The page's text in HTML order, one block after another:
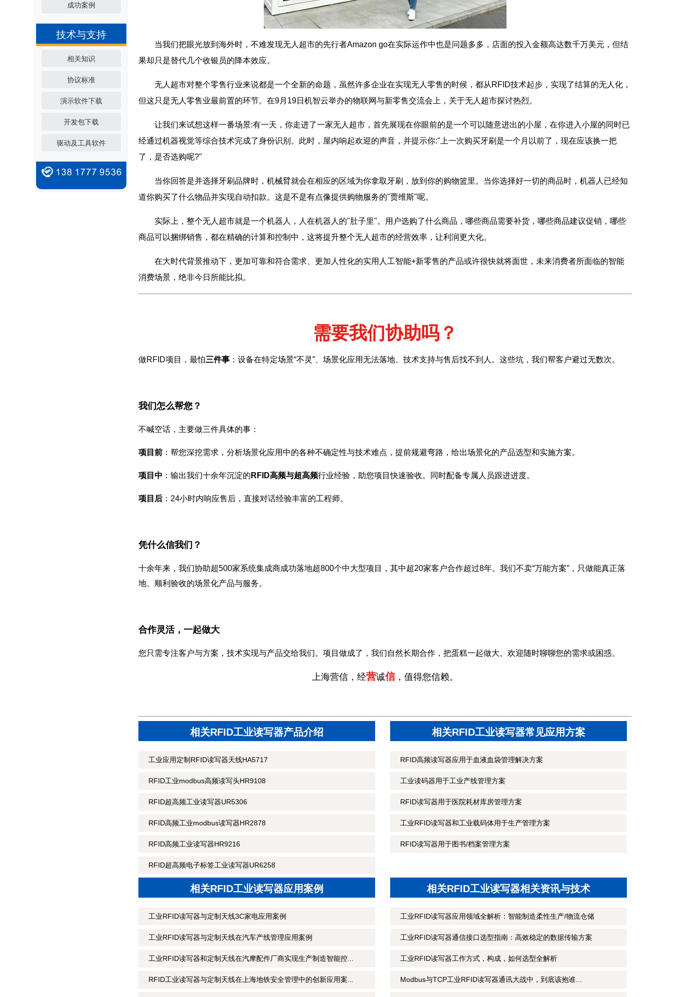
成功案例
技术与支持
相关知识
协议标准
演示软件下载
开发包下载
驱动及工具软件
当我们把眼光放到海外时，不难发现无人超市的先行者Amazon go在实际运作中也是问题多多，店面的投入金额高达数千万美元，但结
果却只是替代几个收银员的降本效应。
无人超市对整个零售行业来说都是一个全新的命题，虽然许多企业在实现无人零售的时候，都从RFID技术起步，实现了结算的无人化，
但这只是无人零售业最前置的环节。在9月19日机智云举办的物联网与新零售交流会上，关于无人超市探讨热烈。
让我们来试想这样一番场景:有一天，你走进了一家无人超市，首先展现在你眼前的是一个可以随意进出的小屋，在你进入小屋的同时已
经通过机器视觉等综合技术完成了身份识别。此时，屋内响起欢迎的声音，并提示你:"上一次购买牙刷是一个月以前了，现在应该换一把
了，是否选购呢?"
当你回答是并选择牙刷品牌时，机械臂就会在相应的区域为你拿取牙刷，放到你的购物篮里。当你选择好一切的商品时，机器人已经知
道你购买了什么物品并实现自动扣款。这是不是有点像提供购物服务的"贾维斯"呢。
实际上，整个无人超市就是一个机器人，人在机器人的"肚子里"。用户选购了什么商品，哪些商品需要补货，哪些商品建议促销，哪些
商品可以捆绑销售，都在精确的计算和控制中，这将提升整个无人超市的经营效率，让利润更大化。
在大时代背景推动下，更加可靠和符合需求、更加人性化的实用人工智能+新零售的产品或许很快就将面世，未来消费者所面临的智能
消费场景，绝非今日所能比拟。
需要我们协助吗？
做RFID项目，最怕三件事 ：设备在特定场景“不灵”、场景化应用无法落地、技术支持与售后找不到人。这些坑，我们帮客户避过无数次。
我们怎么帮您？
不喊空话，主要做三件具体的事：
项目前 ：帮您深挖需求，分析场景化应用中的各种不确定性与技术难点，提前规避弯路，给出场景化的产品选型和实施方案。
项目中 ：输出我们十余年沉淀的 RFID高频与超高频行业经验，助您项目快速验收。同时配备专属人员跟进进度。
项目后 ：24小时内响应售后，直接对话经验丰富的工程师。
凭什么信我们？
十余年来，我们协助超500家系统集成商成功落地超800个中大型项目，其中超20家客户合作超过8年。我们不卖“万能方案”，只做能真正落
地、顺利验收的场景化产品与服务。
合作灵活，一起做大
您只需专注客户与方案，技术实现与产品交给我们。项目做成了，我们自然长期合作，把蛋糕一起做大。欢迎随时聊聊您的需求或困惑。
上海营信，经营诚信，值得您信赖。
相关RFID工业读写器产品介绍
工业应用定制RFID读写器天线HA5717
RFID工业modbus高频读写头HR9108
RFID超高频工业读写器UR5306
RFID高频工业modbus读写器HR2878
RFID高频工业读写器HR9216
RFID超高频电子标签工业读写器UR6258
相关RFID工业读写器常见应用方案
RFID高频读写器应用于血液血袋管理解决方案
工业读码器用于工业产线管理方案
RFID读写器用于医院耗材库房管理方案
工业RFID读写器和工业载码体用于生产管理方案
RFID读写器用于图书/档案管理方案
相关RFID工业读写器应用案例
工业RFID读写器与定制天线3C家电应用案例
工业RFID读写器与定制天线在汽车产线管理应用案例
工业RFID读写器和定制天线在汽摩配件厂商实现生产制造智能控...
RFID工业读写器与定制天线在上海地铁安全管理中的创新应用案...
相关RFID工业读写器相关资讯与技术
工业RFID读写器应用领域全解析：智能制造柔性生产/物流仓储
工业RFID读写器通信接口选型指南：高效稳定的数据传输方案
工业RFID读写器工作方式，构成，如何选型全解析
Modbus与TCP工业RFID读写器通讯大战中，到底该抱谁...